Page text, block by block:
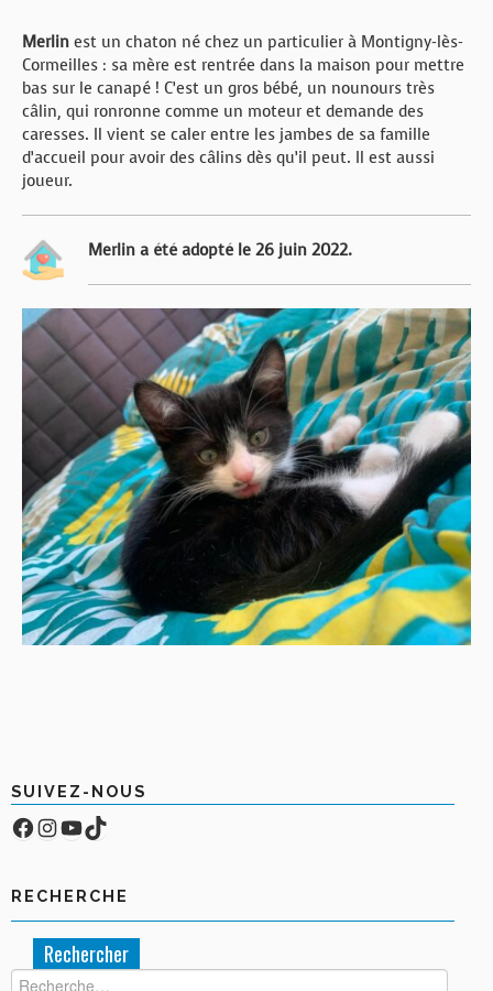
Merlin est un chaton né chez un particulier à Montigny-lès-
Cormeilles : sa mère est rentrée dans la maison pour mettre
bas sur le canapé ! C’est un gros bébé, un nounours très
câlin, qui ronronne comme un moteur et demande des
caresses. Il vient se caler entre les jambes de sa famille
d’accueil pour avoir des câlins dès qu’il peut. Il est aussi
joueur.
Merlin a été adopté le 26 juin 2022.
SUIVEZ-NOUS
Facebook
Compte Instagram
YouTube
TikTok
RECHERCHE
Rechercher :